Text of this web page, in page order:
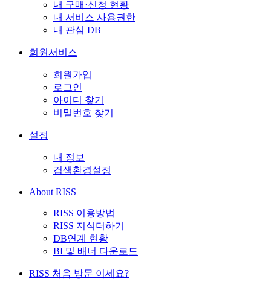
내 구매·신청 현황
내 서비스 사용권한
내 관심 DB
회원서비스
회원가입
로그인
아이디 찾기
비밀번호 찾기
설정
내 정보
검색환경설정
About RISS
RISS 이용방법
RISS 지식더하기
DB연계 현황
BI 및 배너 다운로드
RISS 처음 방문 이세요?